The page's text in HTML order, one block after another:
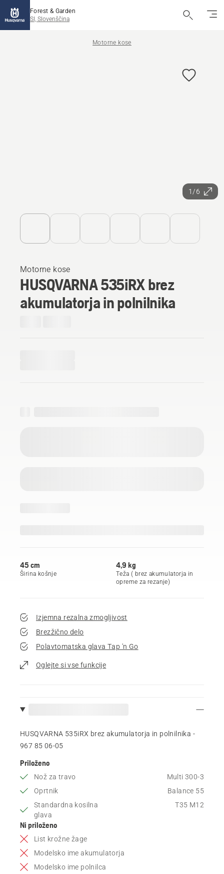
Forest & Garden
SI, Slovenščina
Motorne kose
1/6
Motorne kose
HUSQVARNA 535iRX brez
akumulatorja in polnilnika
45 cm
Širina košnje
4,9 kg
Teža ( brez akumulatorja in
opreme za rezanje)
Izjemna rezalna zmogljivost
Brezžično delo
Polavtomatska glava Tap 'n Go
Oglejte si vse funkcije
HUSQVARNA 535iRX brez akumulatorja in polnilnika -
967 85 06‑05
Priloženo
Nož za travo
Multi 300-3
Oprtnik
Balance 55
Standardna kosilna
glava
T35 M12
Ni priloženo
List krožne žage
Modelsko ime akumulatorja
Modelsko ime polnilca